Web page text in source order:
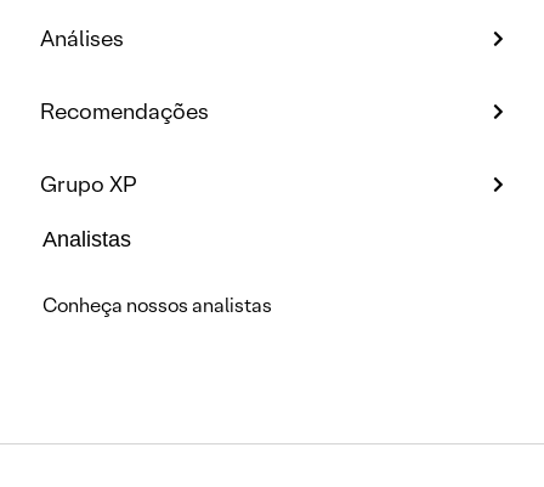
Análises
Recomendações
Grupo XP
Analistas
Conheça nossos analistas